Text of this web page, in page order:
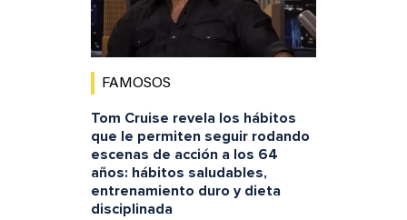
FAMOSOS
Tom Cruise revela los hábitos
que le permiten seguir rodando
escenas de acción a los 64
años: hábitos saludables,
entrenamiento duro y dieta
disciplinada